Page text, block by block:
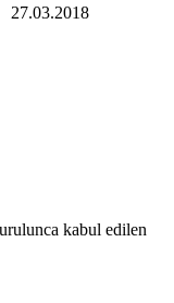
27.03.2018
kabul edilen